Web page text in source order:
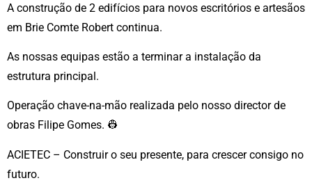
A construção de 2 edifícios para novos escritórios e artesãos
em Brie Comte Robert continua.
As nossas equipas estão a terminar a instalação da
estrutura principal.
Operação chave-na-mão realizada pelo nosso director de
obras Filipe Gomes. 👷
ACIETEC – Construir o seu presente, para crescer consigo no
futuro.